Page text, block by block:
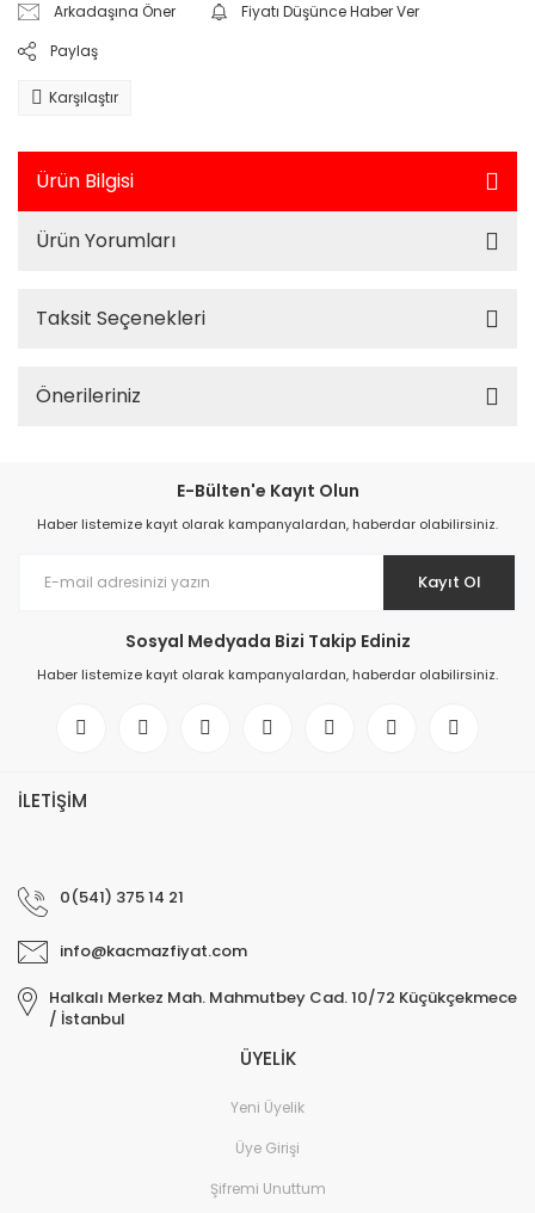
Arkadaşına Öner
Fiyatı Düşünce Haber Ver
Paylaş
Karşılaştır
Ürün Bilgisi
Ürün Yorumları
Taksit Seçenekleri
Önerileriniz
E-Bülten'e Kayıt Olun
Haber listemize kayıt olarak kampanyalardan, haberdar olabilirsiniz.
Kayıt Ol
Sosyal Medyada Bizi Takip Ediniz
Haber listemize kayıt olarak kampanyalardan, haberdar olabilirsiniz.
İLETİŞİM
0(541) 375 14 21
info@kacmazfiyat.com
Halkalı Merkez Mah. Mahmutbey Cad. 10/72 Küçükçekmece
/ İstanbul
ÜYELİK
Yeni Üyelik
Üye Girişi
Şifremi Unuttum